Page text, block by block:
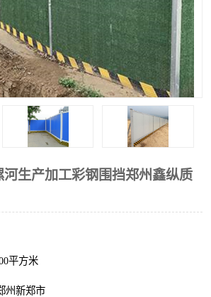
生产加工彩钢围挡郑州鑫纵质
平方米
州新郑市